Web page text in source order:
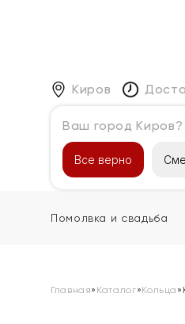
Киров
Ваш город Киров?
Все верно
Каталог
Помолвка и свадьба
Главная» Каталог»Кольца »